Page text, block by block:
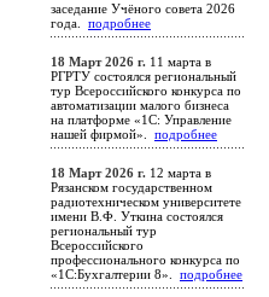
заседание Учёного совета 2026
года. подробнее
18 Март 2026 г. 11 марта в
РГРТУ состоялся региональный
тур Всероссийского конкурса по
автоматизации малого бизнеса
на платформе «1С: Управление
нашей фирмой». подробнее
18 Март 2026 г. 12 марта в
Рязанском государственном
радиотехническом университете
имени В.Ф. Уткина состоялся
региональный тур
Всероссийского
профессионального конкурса по
«1С:Бухгалтерии 8». подробнее